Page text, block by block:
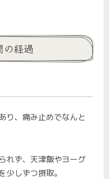
経過
り、痛み止めでなんと
れず、天津飯やヨーグ
少しずつ摂取。